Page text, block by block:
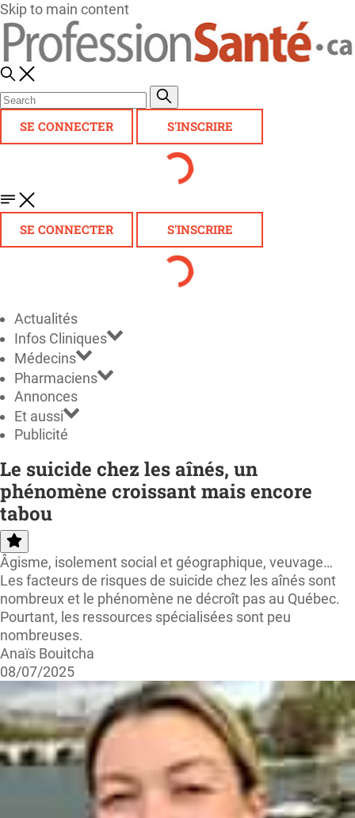
Skip to main content
SE CONNECTER S'INSCRIRE
SE CONNECTER S'INSCRIRE
Actualités
Infos Cliniques
Médecins
Pharmaciens
Annonces
Et aussi
Publicité
Le suicide chez les aînés, un
phénomène croissant mais encore
tabou
Âgisme, isolement social et géographique, veuvage…
Les facteurs de risques de suicide chez les aînés sont
nombreux et le phénomène ne décroît pas au Québec.
Pourtant, les ressources spécialisées sont peu
nombreuses.
Anaïs Bouitcha
08/07/2025